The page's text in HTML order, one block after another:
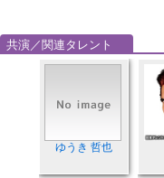
共演／関連タレント
ゆうき 哲也